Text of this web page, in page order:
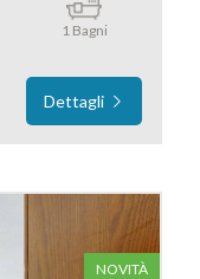
1 Bagni
Dettagli
NOVITÀ